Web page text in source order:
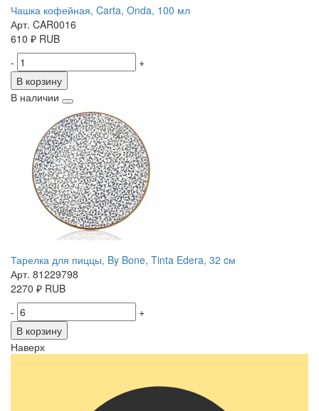
Чашка кофейная, Carta, Onda, 100 мл
Арт. CAR0016
610 ₽ RUB
-
+
В корзину
В наличии
Тарелка для пиццы, By Bone, Tinta Edera, 32 cм
Арт. 81229798
2270 ₽ RUB
-
+
В корзину
Наверх